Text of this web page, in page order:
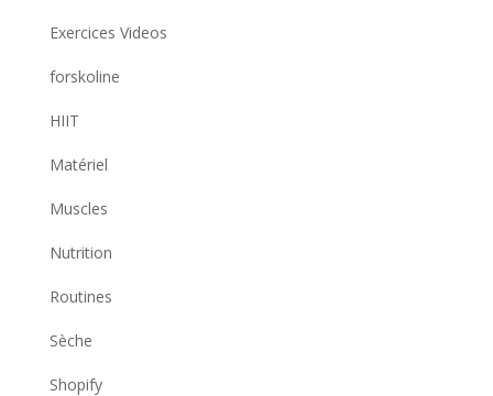
Exercices Videos
forskoline
HIIT
Matériel
Muscles
Nutrition
Routines
Sèche
Shopify